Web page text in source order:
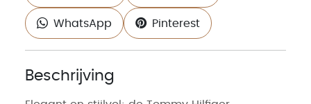
WhatsApp Pinterest
Beschrijving